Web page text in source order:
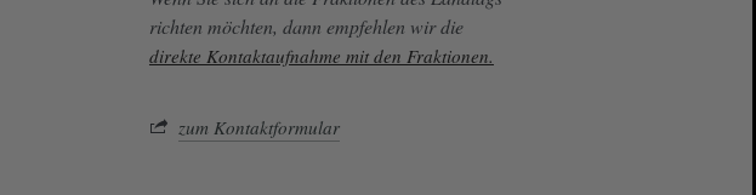
richten möchten, dann empfehlen wir die
direkte Kontaktaufnahme mit den Fraktionen.
zum Kontaktformular